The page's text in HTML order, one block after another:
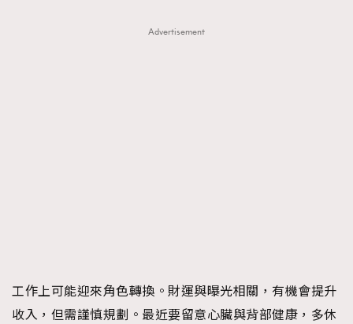
Advertisement
工作上可能迎來角色轉換。財運與曝光相關，有機會提升
收入，但需謹慎規劃。最近要留意心臟與背部健康，多休